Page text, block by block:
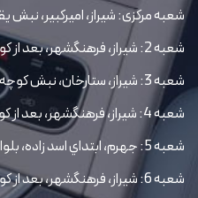
شعبه مرکزی: شیراز، امیرکبیر، نبش
شعبه 2: شیراز، فرهنگشهر، بعد از کوچه 42
شعبه 3: شیراز، ستارخان، نبش کوچه پنجم
شعبه 4: شیراز، فرهنگشهر، بعد از کوچه 52
شعبه 5: جهرم، ابتداي اسد زاده، بلوار رهبري
شعبه 6: شیراز، فرهنگشهر، بعد از کوچه 52